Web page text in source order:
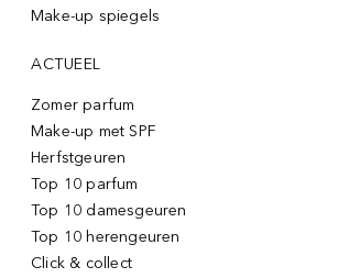
Make-up spiegels
ACTUEEL
Zomer parfum
Make-up met SPF
Herfstgeuren
Top 10 parfum
Top 10 damesgeuren
Top 10 herengeuren
Click & collect